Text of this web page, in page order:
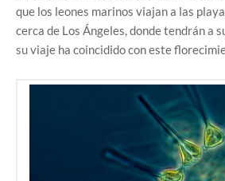
que los leones marinos viajan a las
cerca de Los Ángeles, donde tendrán a
su viaje ha coincidido con este